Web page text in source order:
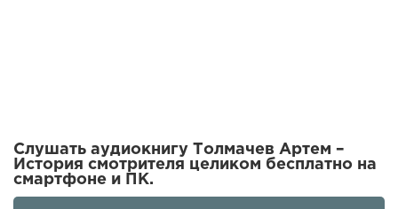
Слушать аудиокнигу Толмачев Артем –
История смотрителя целиком бесплатно на
смартфоне и ПК.